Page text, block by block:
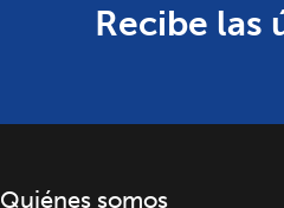
Recibe las
Quiénes somos